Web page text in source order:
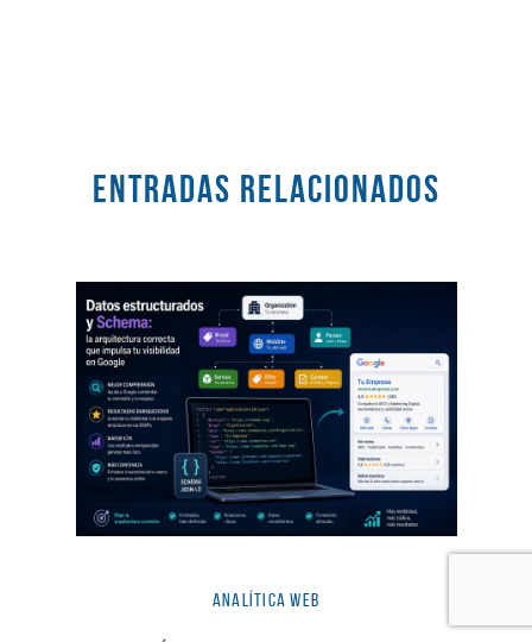
Entradas RELACIONADOS
Analítica Web